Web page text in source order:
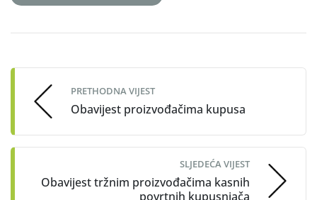
navigation
PRETHODNA VIJEST
Obavijest proizvođačima kupusa
SLJEDEĆA VIJEST
Obavijest tržnim proizvođačima kasnih
povrtnih kupusnjača